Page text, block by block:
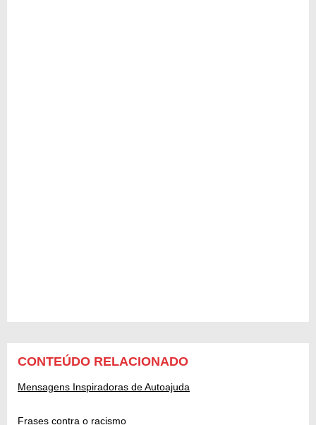
CONTEÚDO RELACIONADO
Mensagens Inspiradoras de Autoajuda
Frases contra o racismo